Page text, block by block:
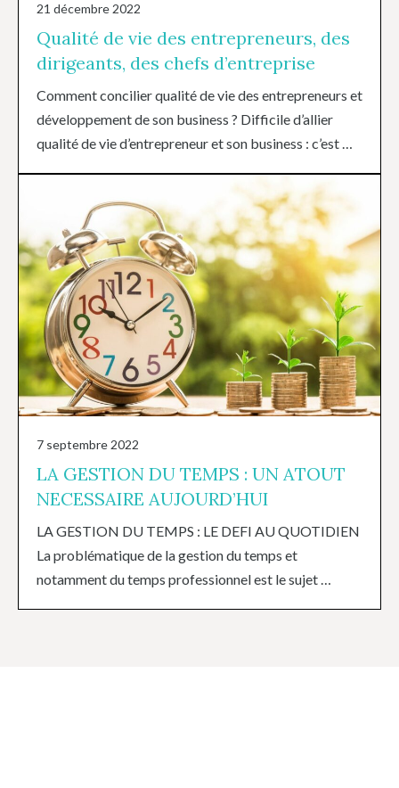
21 décembre 2022
Qualité de vie des entrepreneurs, des
dirigeants, des chefs d’entreprise
Comment concilier qualité de vie des entrepreneurs et
développement de son business ? Difficile d’allier
qualité de vie d’entrepreneur et son business : c’est …
7 septembre 2022
LA GESTION DU TEMPS : UN ATOUT
NECESSAIRE AUJOURD’HUI
LA GESTION DU TEMPS : LE DEFI AU QUOTIDIEN
La problématique de la gestion du temps et
notamment du temps professionnel est le sujet …